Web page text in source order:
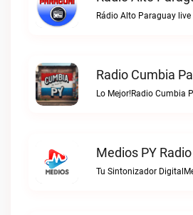
Rádio Alto Paraguay live
Lo Mejor!Radio Cumbia
Medios PY
Tu Sintonizador